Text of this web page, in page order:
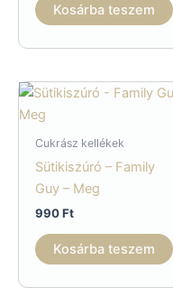
Kosárba teszem
Cukrász kellékek
Sütikiszúró – Family
Guy – Meg
990Ft
Kosárba teszem